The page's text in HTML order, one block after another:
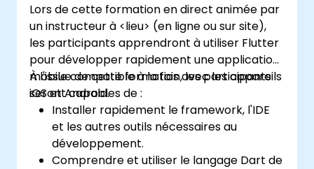
Lors de cette formation en direct animée par
un instructeur à <lieu> (en ligne ou sur site),
les participants apprendront à utiliser Flutter
pour développer rapidement une application
mobile compatible à la fois avec les appareils
iOS et Android.
À l'issue de cette formation, les participants
seront capables de :
Installer rapidement le framework, l'IDE
et les autres outils nécessaires au
développement.
Comprendre et utiliser le langage Dart de